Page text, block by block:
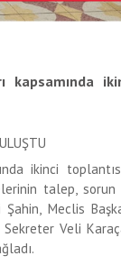
ikinci
talep, sorun
Meclis
Sekreter Veli